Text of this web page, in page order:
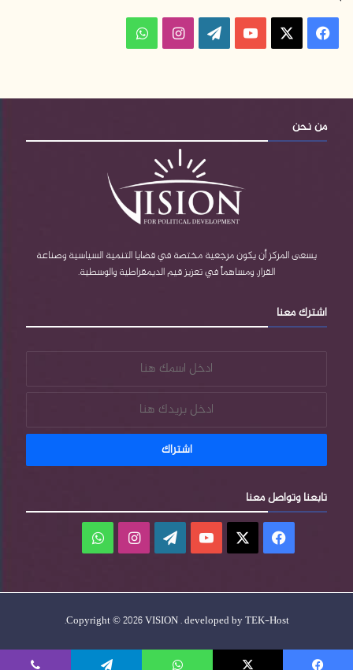
فيسبوك ‫YouTube
‫WordPress
انستقرامواتساب
من نحن
يسعى المركز أن يكون مرجعية مختصة في قضايا التنمية السياسية وصناعة
القرار، ومساهماً في تعزيز قيم الديمقراطية والوسطية.
اشترك معنا
تابعنا وتواصل معنا
فيسبوك ‫YouTube
‫WordPress
انستقرامواتساب
Copyright © 2026 VISION . developed byTEK-Host
.